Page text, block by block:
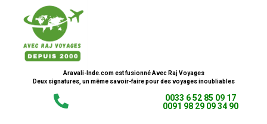
Aravali-Inde.com est fusionné Avec Raj Voyages
Deux signatures, un même savoir-faire pour des voyages inoubliables

0033 6 52 85 09 17
0091 98 29 09 34 90